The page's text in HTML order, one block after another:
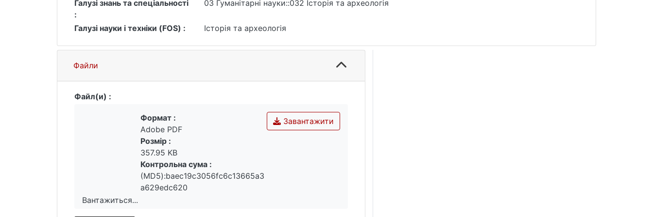
пов'язане із забезпеченням стратегічної стабільності монархії.
Галузі знань та спеціальності
:
03 Гуманітарні науки::032 Історія та археологія
Галузі науки і техніки (FOS) : Історія та археологія
Файли
Файл(и) :
Вантажиться...
Завантажити
Формат :
Adobe PDF
Розмір :
357.95 KB
Контрольна сума :
(MD5):baec19c3056fc6c13665a3
a629edc620